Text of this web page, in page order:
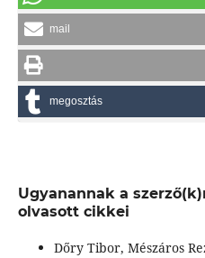
mail
megosztás
Ugyanannak a
olvasott cikkei
Dőry Tibor, Mészáros